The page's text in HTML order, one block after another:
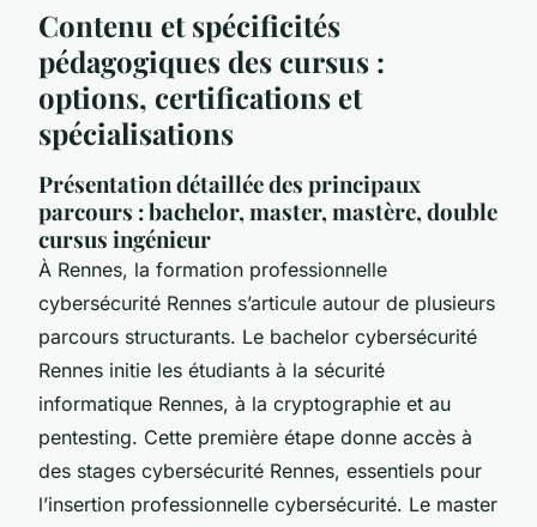
Contenu et spécificités
pédagogiques des cursus :
options, certifications et
spécialisations
Présentation détaillée des principaux
parcours : bachelor, master, mastère, double
cursus ingénieur
À Rennes, la formation professionnelle
cybersécurité Rennes s’articule autour de plusieurs
parcours structurants. Le bachelor cybersécurité
Rennes initie les étudiants à la sécurité
informatique Rennes, à la cryptographie et au
pentesting. Cette première étape donne accès à
des stages cybersécurité Rennes, essentiels pour
l’insertion professionnelle cybersécurité. Le master